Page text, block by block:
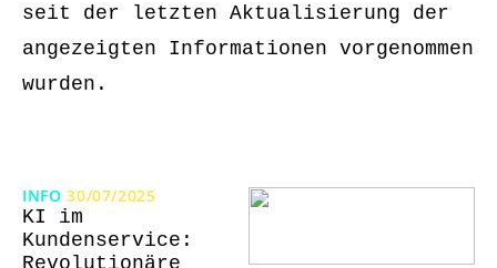
seit der letzten Aktualisierung der
angezeigten Informationen vorgenommen
wurden.
INFO 30/07/2025
KI im
Kundenservice: